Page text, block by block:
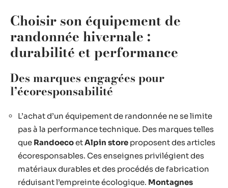
Choisir son équipement de
randonnée hivernale :
durabilité et performance
Des marques engagées pour
l’écoresponsabilité
L’achat d’un équipement de randonnée ne se limite
pas à la performance technique. Des marques telles
que RandoecoetAlpin store proposent des articles
écoresponsables. Ces enseignes privilégient des
matériaux durables et des procédés de fabrication
réduisant l’empreinte écologique. Montagnes